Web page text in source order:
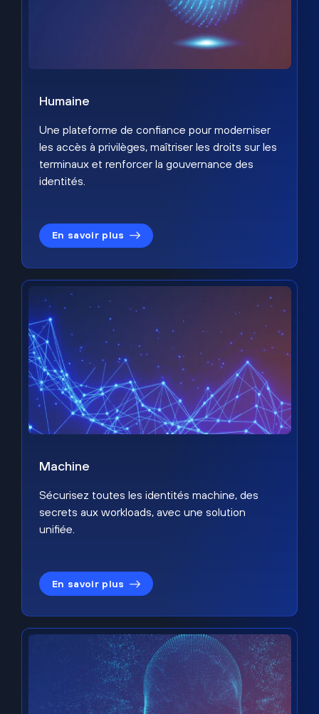
Humaine
Une plateforme de confiance pour moderniser
les accès à privilèges, maîtriser les droits sur les
terminaux et renforcer la gouvernance des
identités.
En savoir plus
Machine
Sécurisez toutes les identités machine, des
secrets aux workloads, avec une solution
unifiée.
En savoir plus